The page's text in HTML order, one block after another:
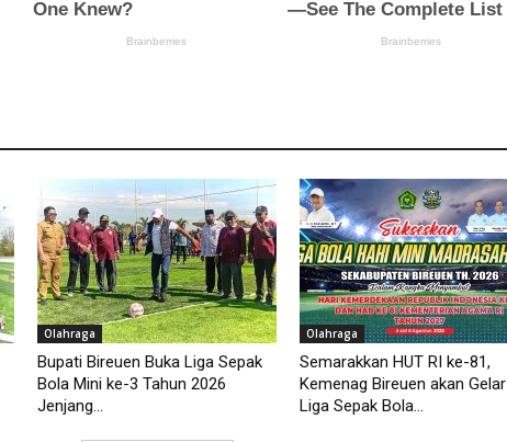
Olahraga
Bupati Bireuen Buka Liga Sepak
Bola Mini ke-3 Tahun 2026
Jenjang...
Olahraga
Semarakkan HUT RI ke-81,
Kemenag Bireuen akan Gelar
Liga Sepak Bola...